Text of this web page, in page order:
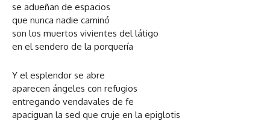
se adueñan de espacios
que nunca nadie caminó
son los muertos vivientes del látigo
en el sendero de la porquería
Y el esplendor se abre
aparecen ángeles con refugios
entregando vendavales de fe
apaciguan la sed que cruje en la epiglotis